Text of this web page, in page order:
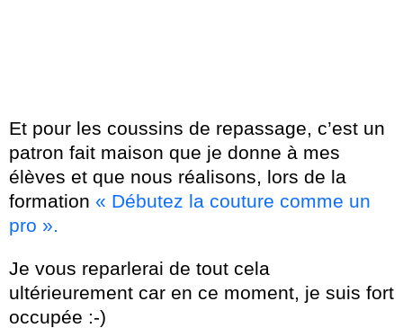
Et pour les coussins de repassage, c’est un
patron fait maison que je donne à mes
élèves et que nous réalisons, lors de la
formation « Débutez la couture comme un
pro ».
Je vous reparlerai de tout cela
ultérieurement car en ce moment, je suis fort
occupée :-)